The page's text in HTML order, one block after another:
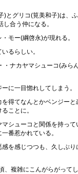
)とグリコ(筧美和子)は、
合う仲になる。
モー(綱啓永)が現れる。
るらしい。
・ナカヤマシューコ(みら
に一目惚れしてしまう。
得てなんとかベンジー
ことに。
シューコと関係を持っ
番惹かれている。
を感じつつも、久しぶ
、複雑にこんがらがって